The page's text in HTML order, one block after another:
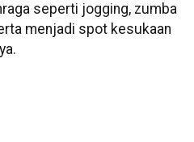
seperti jogging, zumba
menjadi spot kesukaan